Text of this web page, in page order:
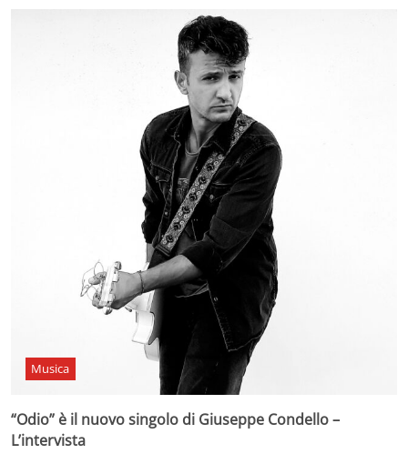
Musica
“Odio” è il nuovo singolo di Giuseppe Condello –
L’intervista